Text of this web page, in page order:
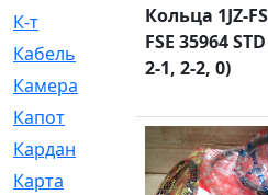
К-т
[13]
Кабель
[50]
Камера
Капот
[144]
Кардан
[131]
Карта
[2]
Кольца 1JZ-
FSE 35964
2-1, 2-2, 0)